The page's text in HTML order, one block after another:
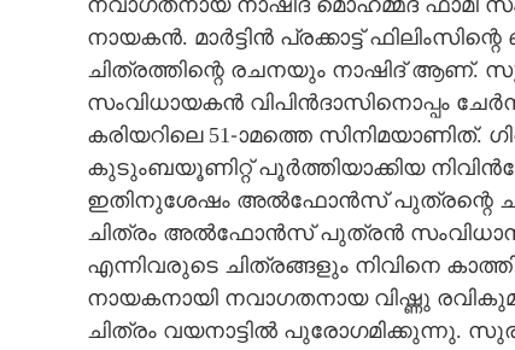
CONTACT US
നവാഗതനായ നാഷിദ് മൊഹമ്മദ് ഫാമി
നായകൻ. മാർട്ടിൻ പ്രക്കാട്ട്
ചിത്രത്തിന്റെ രചനയും നാഷിദ് ആണ്.
സംവിധായകൻ വിപിൻദാസിനൊപ്പം
കരിയറിലെ 51-ാമത്തെ
കുടുംബയൂണിറ്റ് പൂർത്തിയാക്കിയ
ഇതിനുശേഷം അൽഫോൻസ് പുത്രന്റെ
ചിത്രം അൽഫോൻസ് പുത്രൻ
എന്നിവരുടെ ചിത്രങ്ങളും നിവിനെ
നായകനായി നവാഗതനായ വിഷ്ണു
ചിത്രം വയനാട്ടിൽ പുരോഗമിക്കുന്നു.